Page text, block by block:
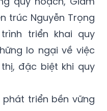
xây dựng tại một
để tránh quá tải hạ
quy hoạch, Giám
trúc Nguyễn Trọng
triển khai quy
lo ngại về việc
đặc biệt khi quy